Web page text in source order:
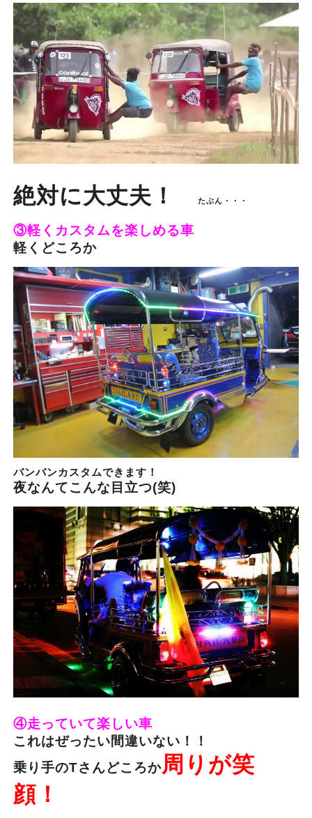
絶対に大丈夫！ たぶん・・・
③軽くカスタムを楽しめる車
軽くどころか
バンバンカスタムできます！
夜なんてこんな目立つ(笑)
④走っていて楽しい車
これはぜったい間違いない！！
乗り手のTさんどころか周りが笑
顔！